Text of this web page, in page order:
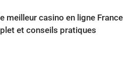
meilleur casino en ligne France
et conseils pratiques